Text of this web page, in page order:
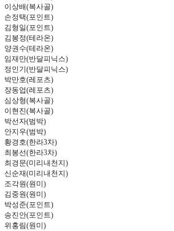
이상배(복사골)
손정택(포인트)
김형일(포인트)
김봉정(테라온)
양권수(테라온)
임재만(반달피닉스)
정인기 (반달피닉스)
박만호(레포츠)
장동업(레포츠)
심상형(복사골)
이현진(복사골)
박선자(범박)
안지우(범박)
황경호(한라3차)
최봉선(한라3차)
최경문(미리내천지 )
신순재(미리내천지 )
조각원(원미 )
김중원(원미 )
박성준(포인트)
송진안(포인트)
위홍림(원미 )